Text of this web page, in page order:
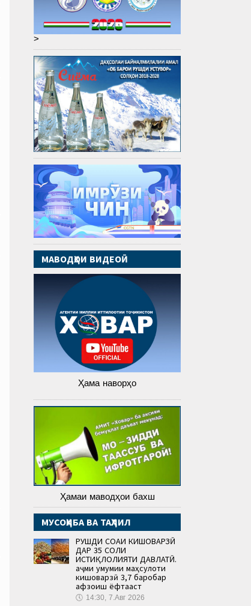
>
МАВОДҲОИ ВИДЕОӢ
Ҳама наворҳо
Ҳамаи маводҳои бахш
МУСОҲИБА ВА ТАҲЛИЛ
РУШДИ СОҲАИ КИШОВАРЗӢ
ДАР 35 СОЛИ
ИСТИҚЛОЛИЯТИ ДАВЛАТӢ.
Ҳаҷми умумии маҳсулоти
кишоварзӣ 3,7 баробар
афзоиш ёфтааст
🕔 14:30, 7.Авг 2026